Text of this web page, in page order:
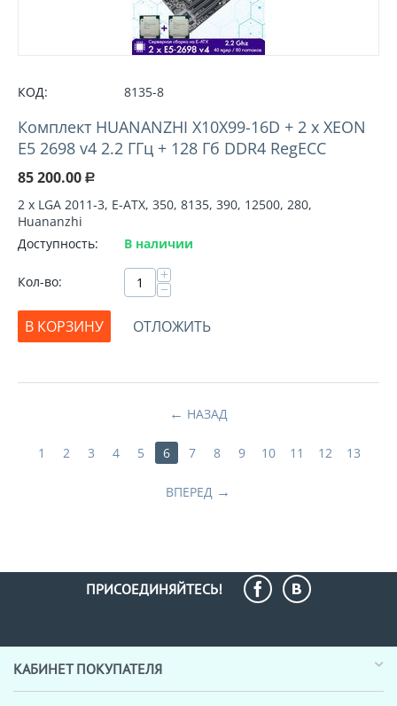
КОД: 8135-8
Комплект HUANANZHI X10X99-16D + 2 х XEON
E5 2698 v4 2.2 ГГц + 128 Гб DDR4 RegECC
85 200.00 Р
2 х LGA 2011-3, E-АТХ, 350, 8135, 390, 12500, 280,
Huananzhi
Доступность:
В наличии
Кол-во: +
−
В КОРЗИНУ
ОТЛОЖИТЬ
НАЗАД
1 2 3 4 5 6 7 8 9 10 11 12 13
ВПЕРЕД
ПРИСОЕДИНЯЙТЕСЬ!
КАБИНЕТ ПОКУПАТЕЛЯ